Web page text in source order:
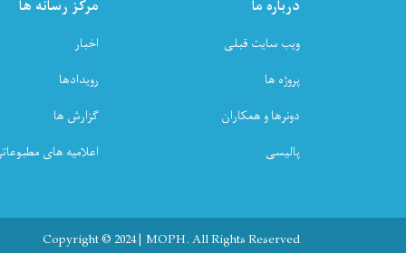
درباره ما
ویب سایت قبلی
پروژه ها
دونرها و همکاران
پالیسی
مرکز رسانه ها
اخبار
رویدادها
گزارش ها
اعلامیه های
Copyright © 2024 | MOPH. All Rights Reserved